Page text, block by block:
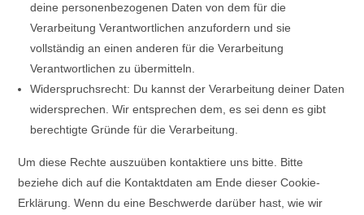
deine personenbezogenen Daten von dem für die
Verarbeitung Verantwortlichen anzufordern und sie
vollständig an einen anderen für die Verarbeitung
Verantwortlichen zu übermitteln.
Widerspruchsrecht: Du kannst der Verarbeitung deiner Daten
widersprechen. Wir entsprechen dem, es sei denn es gibt
berechtigte Gründe für die Verarbeitung.
Um diese Rechte auszuüben kontaktiere uns bitte. Bitte
beziehe dich auf die Kontaktdaten am Ende dieser Cookie-
Erklärung. Wenn du eine Beschwerde darüber hast, wie wir